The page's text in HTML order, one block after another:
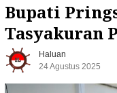
Bupati
Tasyakuran
Haluan
24 Agustus 2025